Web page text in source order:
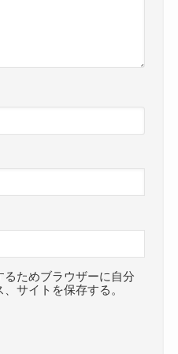
ためブラウザーに自分
サイトを保存する。